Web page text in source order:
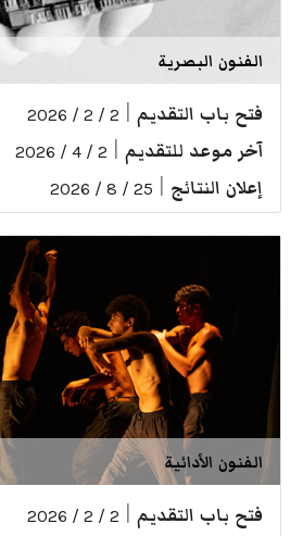
الفنون البصرية
فتح باب التقديم 2 / 2 / 2026
آخر موعد للتقديم 2 / 4 / 2026
إعلان النتائج 25 / 8 / 2026
الفنون الأدائية
فتح باب التقديم 2 / 2 / 2026